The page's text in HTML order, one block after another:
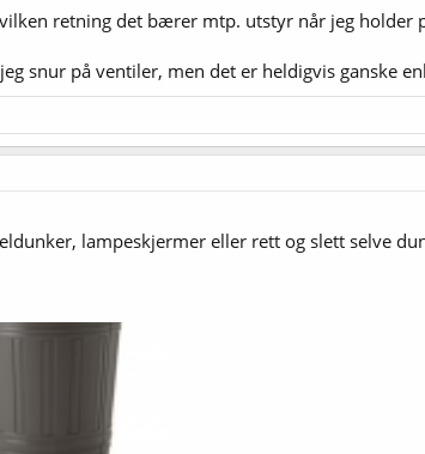
retning det bærer mtp. utstyr når jeg holder
snur på ventiler, men det er heldigvis ganske
lampeskjermer eller rett og slett selve